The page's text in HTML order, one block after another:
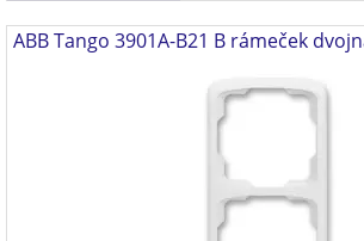
ABB Tango 3901A-B21 B rámeček